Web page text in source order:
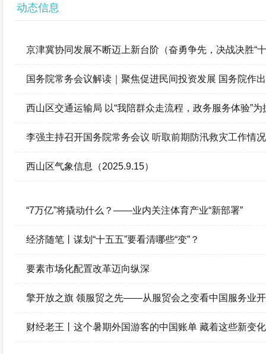
政府信息公开年报
动态信息
京津冀协同发展不断迈上新台阶（奋勇争先，决战决胜“
国务院常务会议解读｜聚焦促进民间投资发展 国务院作
西山区交通运输局 以“我陪群众走流程，政务服务体验”
李强主持召开国务院常务会议 听取前期防汛救灾工作情
西山区气象信息（2025.9.15）
“7万亿”将撬动什么？——业内关注体育产业“新部署”
经济随笔丨谋划“十五五”要看清哪些“变”？
要素市场化配置改革迈向纵深
擎开放之旗 领服贸之先——从服贸会之变看中国服务业
财经老王丨这个暑期外国游客的中国账单 藏着这些新变化